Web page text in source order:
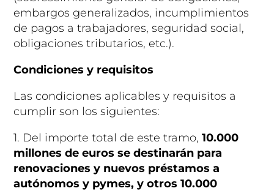
embargos generalizados, incumplimientos
de pagos a trabajadores, seguridad social,
obligaciones tributarios, etc.).
Condiciones y requisitos
Las condiciones aplicables y requisitos a
cumplir son los siguientes:
1. Del importe total de este tramo,10.000
millones de euros se destinarán para
renovaciones y nuevos préstamos a
autónomos y pymes, y otros 10.000